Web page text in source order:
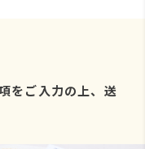
をご入力の上、送